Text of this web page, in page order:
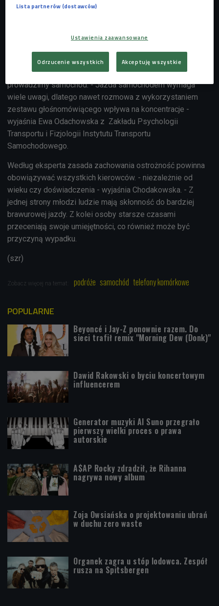
psycholog Ewa Odachowska Foto: Wojciech Kusiński/PR
Zdaniem gościa poranka Czwórki, nawet krótka rozmowa
telefoniczna może wpłynąć na to w jaki sposób
prowadzimy samochód. - Jazda samochodem wymaga
wiele uwagi, dlatego nawet rozmowa z wykorzystaniem
zestawu głośnomówiącego wpływa na koncentracje -
wyjaśnia Ewa Odachowska z Zakładu Psychologii
Transportu i Fizjologii Instytutu Transportu
Samochodowego.
Według eksperta zasada zachowania ostrożność powinna
obowiązywać wszystkich kierowców. - niezależnie od
wieku czy doświadczenia - wyjaśnia Chodakowska. - Z
jednej strony młodzi ludzie mają skłonność do bardziej
brawurowej jazdy. Z kolei osoby starsze czasami
przeceniają swoje umiejętności, co również może być
przyczyną wypadku.
(szr)
Zobacz więcej na temat: podróże samochód telefony komórkowe
POPULARNE
Beyoncé i Jay-Z ponownie razem. Do
sieci trafił remix "Morning Dew (Donk)"
Dawid Rakowski o byciu koncertowym
influencerem
Generator muzyki AI Suno przegrało
pierwszy wielki proces o prawa
autorskie
A$AP Rocky zdradził, że Rihanna
nagrywa nowy album
Zoja Owsiańska o projektowaniu ubrań
w duchu zero waste
Organek zagra u stóp lodowca. Zespół
rusza na Spitsbergen
Lista partnerów (dostawców)
Ustawienia zaawansowane
Odrzucenie wszystkich Akceptuję wszystkie